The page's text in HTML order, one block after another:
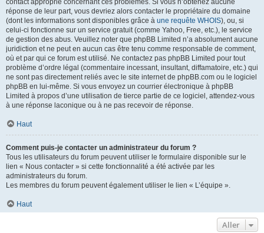
contact approprié concernant ces problèmes. Si vous n’obtenez aucune
réponse de leur part, vous devriez alors contacter le propriétaire du domaine
(dont les informations sont disponibles grâce à une requête WHOIS), ou, si
celui-ci fonctionne sur un service gratuit (comme Yahoo, Free, etc.), le service
de gestion des abus. Veuillez noter que phpBB Limited n’a absolument aucune
juridiction et ne peut en aucun cas être tenu comme responsable de comment,
où et par qui ce forum est utilisé. Ne contactez pas phpBB Limited pour tout
problème d’ordre légal (commentaire incessant, insultant, diffamatoire, etc.) qui
ne sont pas directement reliés avec le site internet de phpBB.com ou le logiciel
phpBB en lui-même. Si vous envoyez un courrier électronique à phpBB
Limited à propos d’une utilisation de tierce partie de ce logiciel, attendez-vous
à une réponse laconique ou à ne pas recevoir de réponse.
Haut
Comment puis-je contacter un administrateur du forum ?
Tous les utilisateurs du forum peuvent utiliser le formulaire disponible sur le
lien « Nous contacter » si cette fonctionnalité a été activée par les
administrateurs du forum.
Les membres du forum peuvent également utiliser le lien « L’équipe ».
Haut
Aller